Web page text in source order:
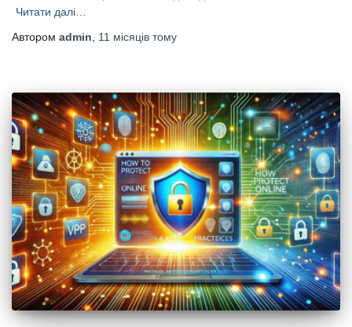
Читати далі…
Автором admin 11 місяців тому